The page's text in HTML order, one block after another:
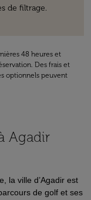
de filtrage.
48 heures et
Des frais et
optionnels peuvent
Agadir
la ville d’Agadir est
de golf et ses